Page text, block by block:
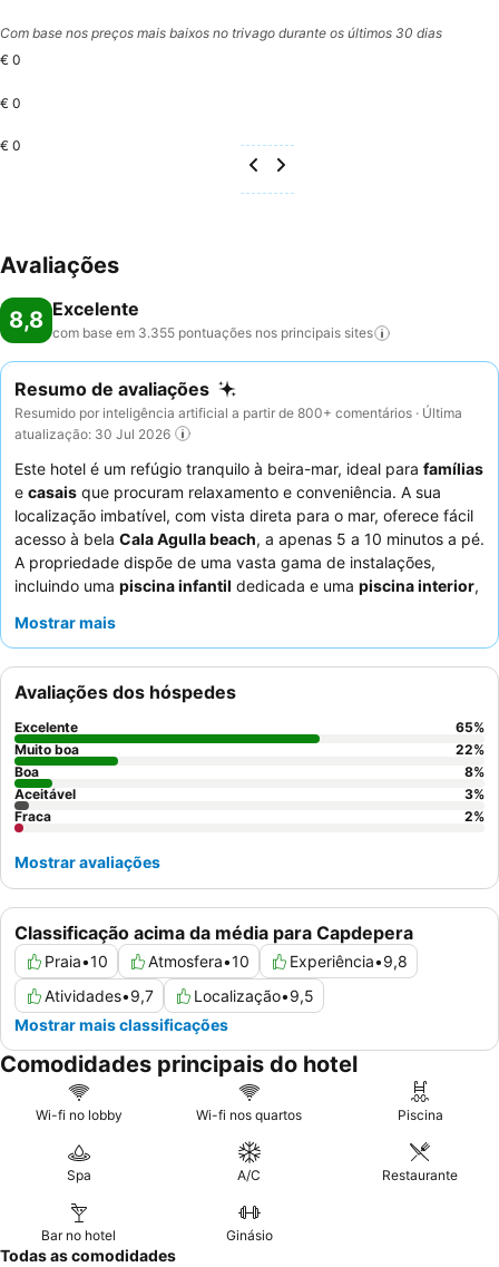
Com base nos preços mais baixos no trivago durante os últimos 30 dias
€ 0
€ 0
€ 0
Avaliações
8,8 Excelente
com base em 3.355 pontuações nos principais sites
Resumo de avaliações
Resumido por inteligência artificial a partir de 800+ comentários · Última
atualização: 30 Jul 2026
Este hotel é um refúgio tranquilo à beira-mar, ideal para famílias
e casais que procuram relaxamento e conveniência. A sua
localização imbatível, com vista direta para o mar, oferece fácil
acesso à bela Cala Agulla beach, a apenas 5 a 10 minutos a pé.
A propriedade dispõe de uma vasta gama de instalações,
incluindo uma piscina infantil dedicada e uma piscina interior,
espreguiçadeiras em abundância. Os hóspedes elogiam
almoço buffet
e jantar variados e de alta qualidade, que
frequentemente incluem noites temáticas e estações de cozinha
ao vivo. Para maior conforto, considere reservar um quarto num
andar superior para desfrutar de vistas deslumbrantes sobre o
mar.
Mostrar mais
Classificação acima da média para Capdepera
Praia•10 Atmosfera•10 Experiência•9,8
Atividades•9,7 Localização•9,5
Mostrar mais classificações
Avaliações dos hóspedes
Excelente 65%
Muito boa
22%
Boa
8%
Aceitável
3%
Fraca
2%
Mostrar avaliações
Comodidades principais do hotel
Wi-fi no lobby Wi-fi nos quartos Piscina
Spa A/C Restaurante
Bar no hotel Ginásio
Todas as comodidades